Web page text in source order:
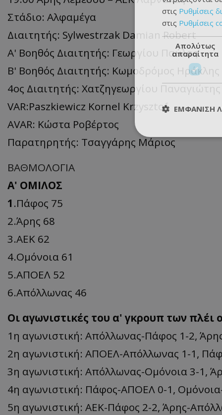
Στάδιο: Αλφαμέγα
Διαιτητής: Sylwestrzak Damian Robert
Α' Βοηθός Διαιτητής: Γεωργίου Παύλος
Β' Βοηθός Διαιτητής: Κωμοδρόμος Ηράκλης
4ος Διαιτητής: Χατζηγεωργίου Παναγιώτης
VAR:Paszkiewicz Kornel Krzysztof
AVAR: Κώστα Ροβέρτος
Παρατηρητής: Τσαγγάρης Μάριος
ΒΑΘΜΟΛΟΓΙΑ
Α' ΟΜΙΛΟΣ
1 .Πάφος 75
2.Άρης 68
3.ΑΕΚ 62
4.Ομόνοια 61
5.ΑΠΟΕΛ 52
6.Απόλλωνας 46
Οι αγωνιστικές του α' γκρουπ των πλέι
1η αγωνιστική: Απόλλωνας-Πάφος 1-2,
2η αγωνιστική: ΑΠΟΕΛ-Απόλλωνας 1-1,
3η αγωνιστική: Απόλλωνας-Ομόνοια 3-1,
4η αγωνιστική: Πάφος-ΑΠΟΕΛ 0-1,
5η αγωνιστική: ΑΕΚ-Πάφος 2-2, Άρης-
στις Ρυθμίσεις
στις Ρυθμίσεις
Απολύτως
απαραίτητα
ΕΜΦΆΝΙΣΗ